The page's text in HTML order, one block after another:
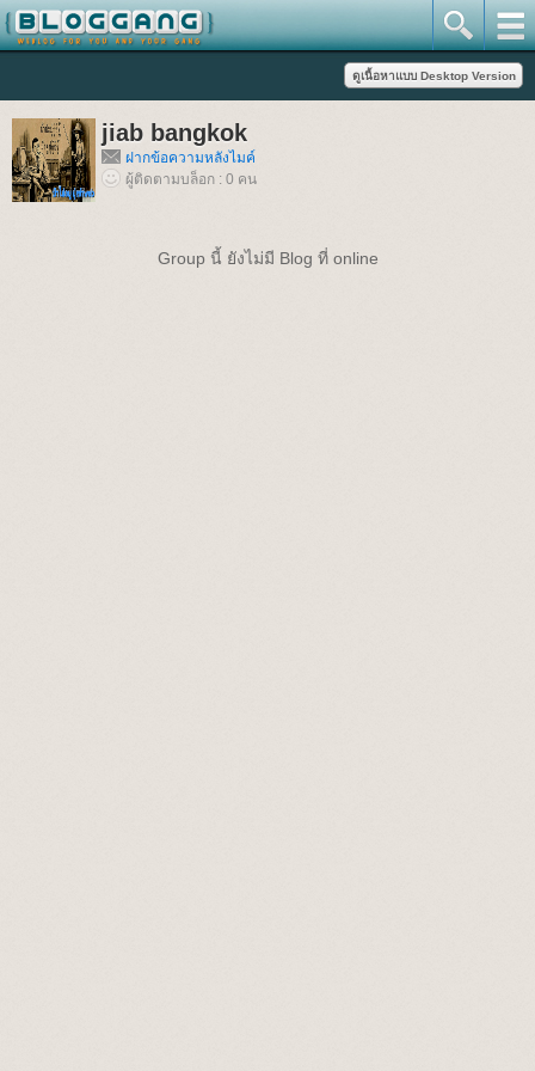
jiab bangkok
ฝากข้อความหลังไมค์
ผู้ติดตามบล็อก : 0 คน
Group นี้ ยังไม่มี Blog ที่ online